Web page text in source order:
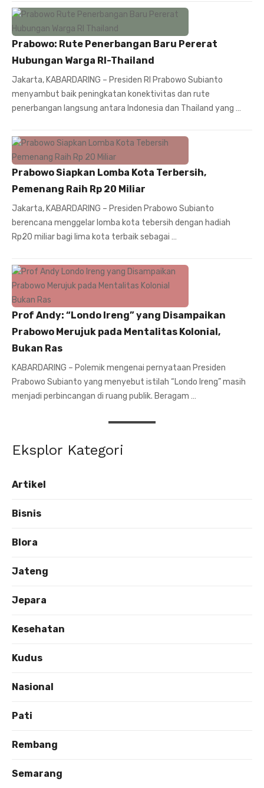
Prabowo: Rute Penerbangan Baru Pererat
Hubungan Warga RI-Thailand
Jakarta, KABARDARING – Presiden RI Prabowo Subianto
menyambut baik peningkatan konektivitas dan rute
penerbangan langsung antara Indonesia dan Thailand yang …
Prabowo Siapkan Lomba Kota Terbersih,
Pemenang Raih Rp 20 Miliar
Jakarta, KABARDARING – Presiden Prabowo Subianto
berencana menggelar lomba kota tebersih dengan hadiah
Rp20 miliar bagi lima kota terbaik sebagai …
Prof Andy: “Londo Ireng” yang Disampaikan
Prabowo Merujuk pada Mentalitas Kolonial,
Bukan Ras
KABARDARING – Polemik mengenai pernyataan Presiden
Prabowo Subianto yang menyebut istilah “Londo Ireng” masih
menjadi perbincangan di ruang publik. Beragam …
Eksplor Kategori
Artikel
Bisnis
Blora
Jateng
Jepara
Kesehatan
Kudus
Nasional
Pati
Rembang
Semarang